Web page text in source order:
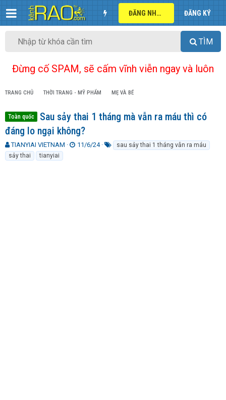
ĐĂNG NHẬP ĐĂNG KÝ
TÌM
Đừng cố SPAM, sẽ cấm vĩnh viễn ngay và luôn
TRANG CHỦ THỜI TRANG - MỸ PHẨM MẸ VÀ BÉ
Toàn quốc
Sau sảy thai 1 tháng mà vẫn ra máu thì có
đáng lo ngại không?
T
h
r
TIANYIAI VIETNAM
N11/6/24
sau sảy thai 1 tháng vẫn ra máu
sảy thai
tianyiai